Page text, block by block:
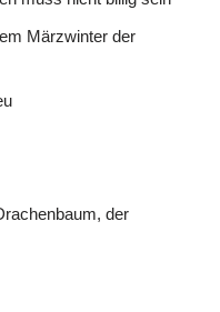
Märzwinter der
der